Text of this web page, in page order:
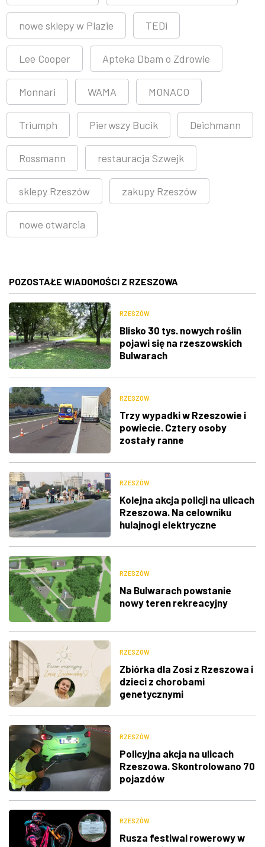
nowe sklepy w Plazie TEDi
Lee Cooper Apteka Dbam o Zdrowie
Monnari WAMA MONACO
Triumph Pierwszy Bucik Deichmann
Rossmann restauracja Szwejk
sklepy Rzeszów zakupy Rzeszów
nowe otwarcia
POZOSTAŁE WIADOMOŚCI Z RZESZOWA
RZESZÓW
Blisko 30 tys. nowych roślin
pojawi się na rzeszowskich
Bulwarach
RZESZÓW
Trzy wypadki w Rzeszowie i
powiecie. Cztery osoby
zostały ranne
RZESZÓW
Kolejna akcja policji na ulicach
Rzeszowa. Na celowniku
hulajnogi elektryczne
RZESZÓW
Na Bulwarach powstanie
nowy teren rekreacyjny
RZESZÓW
Zbiórka dla Zosi z Rzeszowa i
dzieci z chorobami
genetycznymi
RZESZÓW
Policyjna akcja na ulicach
Rzeszowa. Skontrolowano 70
pojazdów
RZESZÓW
Rusza festiwal rowerowy w